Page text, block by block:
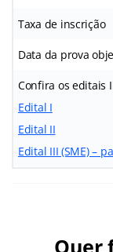
Taxa de inscrição
Data da prova
Confira os editais
Edital I
Edital II
Edital III (SME) –
Quer